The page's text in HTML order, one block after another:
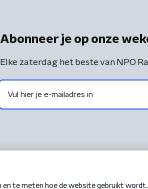
Abonneer je op onze
Elke zaterdag het beste van NPO